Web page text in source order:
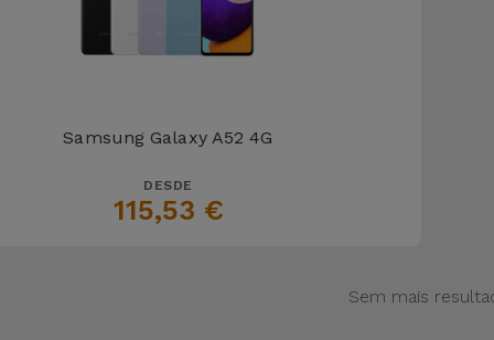
Samsung Galaxy A52 4G
DESDE
115,53 €
Sem mais